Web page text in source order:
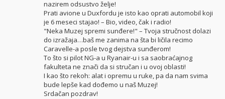
nazirem odsustvo želje!
Prati avione u Duxfordu je isto kao oprati automobil koji
je 6 meseci stajao! – Bio, video, čak i radio!
"Neka Muzej spremi sunđere!" – Tvoja stručnost dolazi
do izražaja…baš me zanima na šta bi ličila recimo
Caravelle-a posle tvog dejstva sunđerom!
To što si pilot NG-a u Ryanair-u i sa saobraćajnog
fakulteta ne znači da si stručan i u ovoj oblasti!
I kao što rekoh: alat i opremu u ruke, pa da nam svima
bude lepše kad dođemo u naš Muzej!
Srdačan pozdrav!